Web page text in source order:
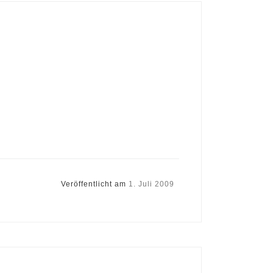
Veröffentlicht am 1. Juli 2009